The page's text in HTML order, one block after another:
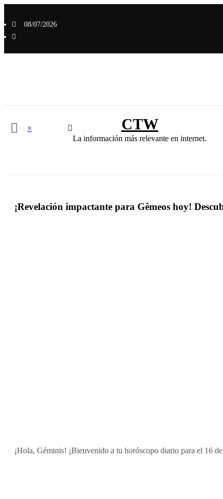
contenido08/07/2026
× CTW
La información más relevante en internet.
¡Revelación impactante para Gêmeos hoy!
¡Hola, Géminis! ¡Bienvenido a tu horóscopo diario para el 16